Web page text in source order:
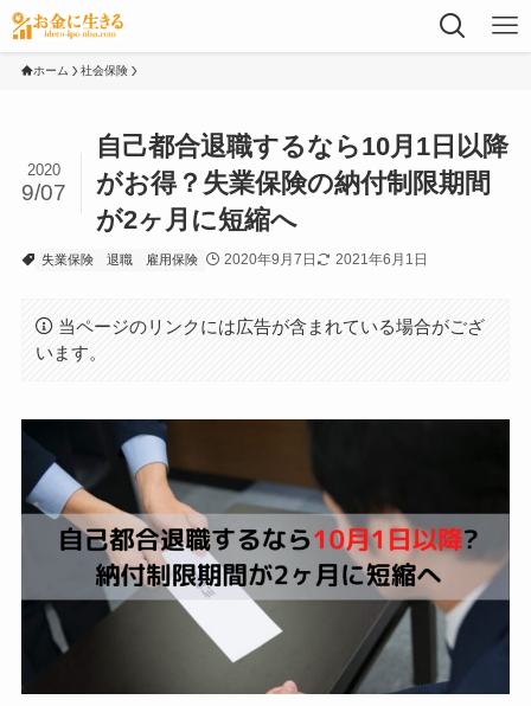
ホーム 社会保険
自己都合退職するなら10月1日以降
がお得？失業保険の納付制限期間
が2ヶ月に短縮へ
2020
9/07
失業保険 退職 雇用保険 2020年9月7日 2021年6月1日
当ページのリンクには広告が含まれている場合がござ
います。